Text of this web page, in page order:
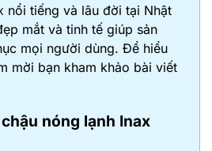
nổi tiếng và lâu đời tại Nhật
mắt và tinh tế giúp sản
mọi người dùng. Để hiểu
mời bạn kham khảo bài viết
nóng lạnh Inax